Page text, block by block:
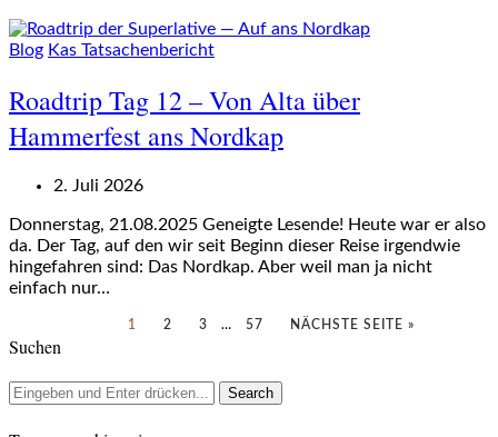
Blog Kas Tatsachenbericht
Roadtrip Tag 12 – Von Alta über
Hammerfest ans Nordkap
2. Juli 2026
Donnerstag, 21.08.2025 Geneigte Lesende! Heute war er also
da. Der Tag, auf den wir seit Beginn dieser Reise irgendwie
hingefahren sind: Das Nordkap. Aber weil man ja nicht
einfach nur…
1 2 3 … 57 NÄCHSTE SEITE »
Suchen